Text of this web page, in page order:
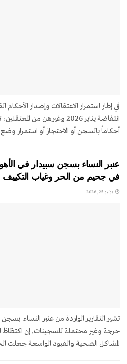
في إطار استمرار الاعتقالات وإصدار الأحكام
انتفاضة يناير 2026 وغيرهن
أحكاماً بالسجن أو الاحتجاز أو استمرار
في جحيم من الحر وغياب التكييف
يوليو 25, 2026
تشير التقارير الواردة من عنبر النساء
حرجة وغير محتملة للسجينات. إن اكتظاظ
المشاكل الصحية والقيود الواسعة جعلت